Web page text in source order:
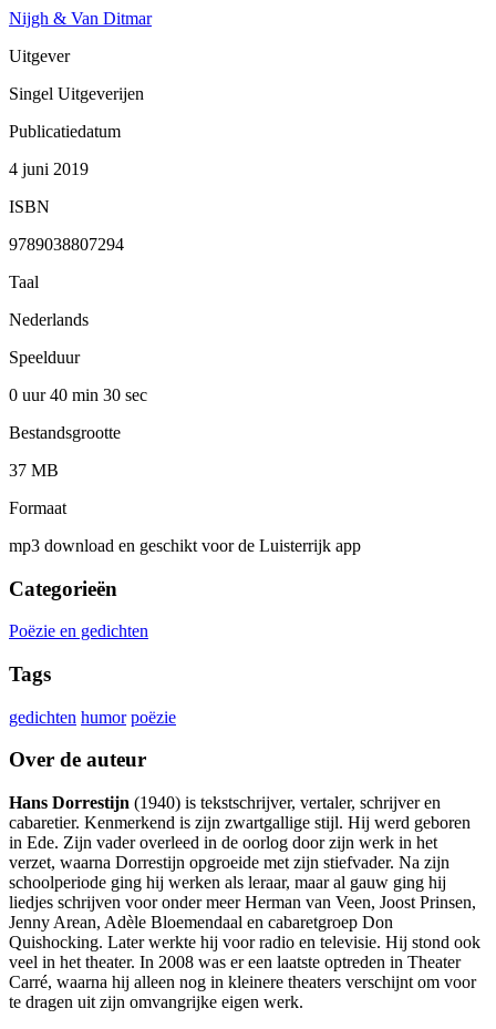
Nijgh & Van Ditmar
Uitgever
Singel Uitgeverijen
Publicatiedatum
4 juni 2019
ISBN
9789038807294
Taal
Nederlands
Speelduur
0 uur 40 min 30 sec
Bestandsgrootte
37 MB
Formaat
mp3 download en geschikt voor de Luisterrijk app
Categorieën
Poëzie en gedichten
Tags
gedichten humor poëzie
Over de auteur
Hans Dorrestijn (1940) is tekstschrijver, vertaler, schrijver en
cabaretier. Kenmerkend is zijn zwartgallige stijl. Hij werd geboren
in Ede. Zijn vader overleed in de oorlog door zijn werk in het
verzet, waarna Dorrestijn opgroeide met zijn stiefvader. Na zijn
schoolperiode ging hij werken als leraar, maar al gauw ging hij
liedjes schrijven voor onder meer Herman van Veen, Joost Prinsen,
Jenny Arean, Adèle Bloemendaal en cabaretgroep Don
Quishocking. Later werkte hij voor radio en televisie. Hij stond ook
veel in het theater. In 2008 was er een laatste optreden in Theater
Carré, waarna hij alleen nog in kleinere theaters verschijnt om voor
te dragen uit zijn omvangrijke eigen werk.